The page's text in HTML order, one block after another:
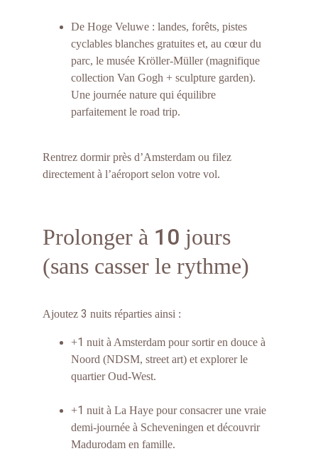
De Hoge Veluwe : landes, forêts, pistes
cyclables blanches gratuites et, au cœur du
parc, le musée Kröller-Müller (magnifique
collection Van Gogh + sculpture garden).
Une journée nature qui équilibre
parfaitement le road trip.
Rentrez dormir près d’Amsterdam ou filez
directement à l’aéroport selon votre vol.
Prolonger à 10 jours
(sans casser le rythme)
Ajoutez 3 nuits réparties ainsi :
+1 nuit à Amsterdam pour sortir en douce à
Noord (NDSM, street art) et explorer le
quartier Oud-West.
+1 nuit à La Haye pour consacrer une vraie
demi-journée à Scheveningen et découvrir
Madurodam en famille.